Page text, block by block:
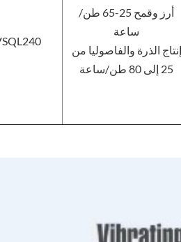
أرز وقمح 25-65 طن/
ساعة
إنتاج الذرة والفاصوليا من
25 إلى 80 طن/ساعة